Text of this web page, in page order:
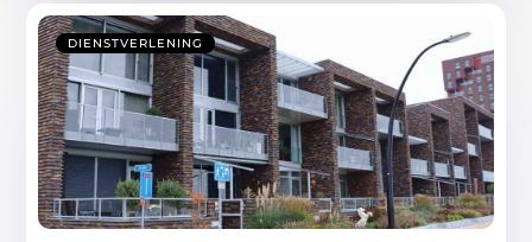
DIENSTVERLENING